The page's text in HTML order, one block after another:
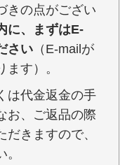
きの点がござい
に、まずはE-
さい （E-mailが
す）。
は代金返金の手
お、ご返品の際
きますので、